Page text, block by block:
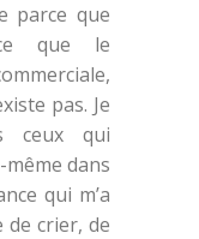
parce que
que le
pas. Je
ceux qui
dans
qui m’a
de crier, de